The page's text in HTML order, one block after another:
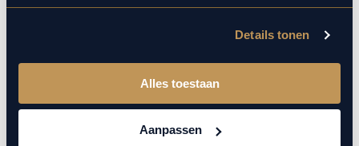
Details tonen
Alles toestaan
Aanpassen
Hoe weet ik welk onderhoud mijn
auto nodig heeft en wanneer?